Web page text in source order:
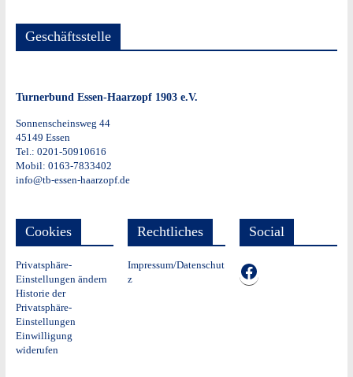
Geschäftsstelle
Turnerbund Essen-Haarzopf 1903 e.V.
Sonnenscheinsweg 44
45149 Essen
Tel.: 0201-50910616
Mobil: 0163-7833402
info@tb-essen-haarzopf.de
Cookies
Privatsphäre-
Einstellungen ändern
Historie der
Privatsphäre-
Einstellungen
Einwilligung
widerufen
Rechtliches
Impressum/Datenschut
z
Social
TB auf Facebook